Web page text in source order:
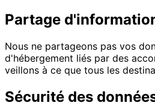
Partage
Nous ne partageons pas vos
d'hébergement liés par des
veillons à ce que tous les
Sécurité des